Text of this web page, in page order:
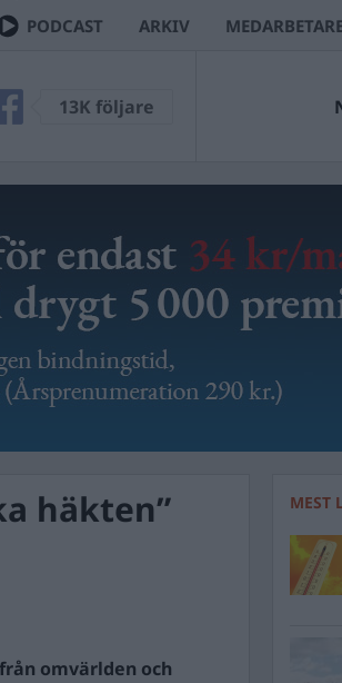
PODCAST ARKIV
13K följare
häkten”
omvärlden och
MEST